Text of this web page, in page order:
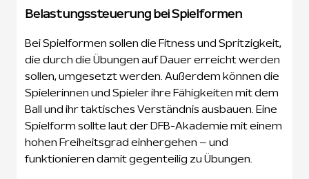
Belastungssteuerung bei Spielformen
Bei Spielformen sollen die Fitness und Spritzigkeit,
die durch die Übungen auf Dauer erreicht werden
sollen, umgesetzt werden. Außerdem können die
Spielerinnen und Spieler ihre Fähigkeiten mit dem
Ball und ihr taktisches Verständnis ausbauen. Eine
Spielform sollte laut der DFB-Akademie mit einem
hohen Freiheitsgrad einhergehen – und
funktionieren damit gegenteilig zu Übungen.